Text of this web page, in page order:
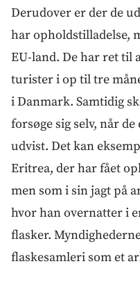
Derudover er der de
har opholdstilladelse,
EU-land. De har ret til
turister i op til tre
i Danmark. Samtidig
forsøge sig selv, når
udvist. Det kan
Eritrea, der har fået
men som i sin jagt på
hvor han overnatter i
flasker.
flaskesamleri som et